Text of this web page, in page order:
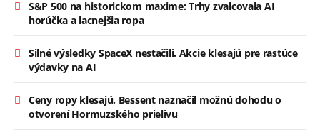
S&P 500 na historickom maxime: Trhy zvalcovala AI
horúčka a lacnejšia ropa
Silné výsledky SpaceX nestačili. Akcie klesajú pre rastúce
výdavky na AI
Ceny ropy klesajú. Bessent naznačil možnú dohodu o
otvorení Hormuzského prielivu